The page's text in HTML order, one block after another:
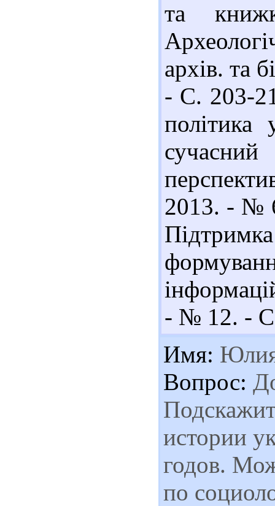
та
архів. та
- С. 203-
політика
2013. - №
- № 12. -
Имя:
Вопрос:
истории
годов.
по